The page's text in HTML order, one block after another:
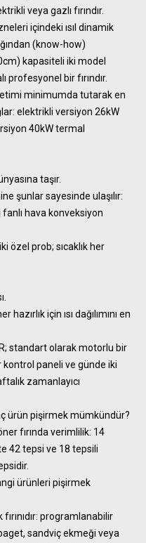
veya gazlı fırındır.
içindeki ısıl dinamik
(know-how)
kapasiteli iki model
profesyonel bir fırındır.
minimumda tutarak en
elektrikli versiyon 26kW
40kW termal
taşır.
şunlar sayesinde ulaşılır:
hava konveksiyon
özel prob; sıcaklık her
için ısı dağılımını en
standart olarak motorlu bir
kontrol paneli ve günde iki
zamanlayıcı
ürün pişirmek mümkündür?
fırında verimlilik: 14
42 tepsi ve 18 tepsili
ürünleri pişirmek
programlanabilir
sandviç ekmeği veya